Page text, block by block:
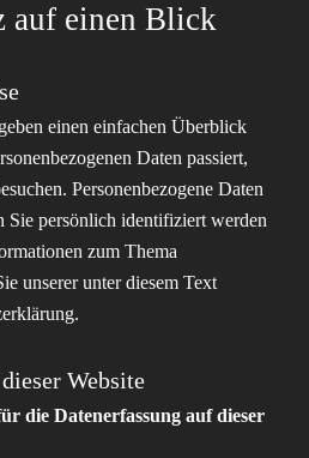
auf einen Blick
einen einfachen Überblick
Daten passiert,
Personenbezogene Daten
Sie persönlich identifiziert werden
zum Thema
unserer unter diesem Text
Website
die Datenerfassung auf dieser